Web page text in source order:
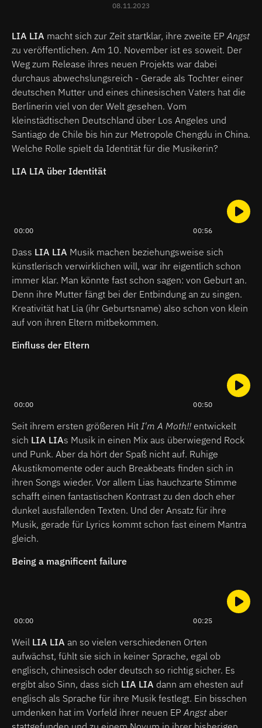
08.11.2023
LIA LIA macht sich zur Zeit startklar, ihre zweite EP Angst
zu veröffentlichen. Am 10. November ist es soweit. Der
Weg zum Release ihres neuen Projekts war dabei
durchaus abwechslungsreich - Gerade als Tochter einer
deutschen Mutter und eines chinesischen Vaters hat die
Berlinerin viel von der Welt gesehen. Vom
kleinstädtischen Deutschland über Los Angeles und
Santiago de Chile bis hin zur Metropole Chengdu in China.
Welche Rolle spielt da Identität für die Musikerin?
LIA LIA über Identität
00:00 00:56
Dass LIA LIA Musik machen beziehungsweise sich
künstlerisch verwirklichen will, war ihr eigentlich schon
immer klar. Man könnte fast schon sagen: von Geburt an.
Denn ihre Mutter fängt bei der Entbindung an zu singen.
Kreativität hat Lia (ihr Geburtsname) also schon von klein
auf von ihren Eltern mitbekommen.
Einfluss der Eltern
00:00 00:50
Seit ihrem ersten größeren Hit I'm A Moth!! entwickelt
sich LIA LIAs Musik in einen Mix aus überwiegend Rock
und Punk. Aber da hört der Spaß nicht auf. Ruhige
Akustikmomente oder auch Breakbeats finden sich in
ihren Songs wieder. Vor allem Lias hauchzarte Stimme
schafft einen fantastischen Kontrast zu den doch eher
dunkel ausfallenden Texten. Und der Ansatz für ihre
Musik, gerade für Lyrics kommt schon fast einem Mantra
gleich.
Being a magnificent failure
00:00 00:25
Weil LIA LIA an so vielen verschiedenen Orten
aufwächst, fühlt sie sich in keiner Sprache, egal ob
englisch, chinesisch oder deutsch so richtig sicher. Es
ergibt also Sinn, dass sich LIA LIA dann am ehesten auf
englisch als Sprache für ihre Musik festlegt. Ein bisschen
umdenken hat im Vorfeld ihrer neuen EP Angst aber